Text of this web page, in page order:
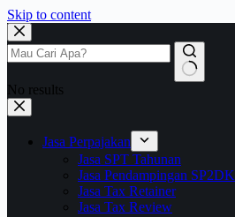
Skip to content
No results
Jasa Perpajakan
Jasa SPT Tahunan
Jasa Pendampingan SP2DK
Jasa Tax Retainer
Jasa Tax Review